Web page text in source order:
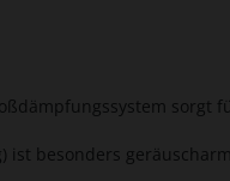
Stoßdämpfungssystem
ist besonders